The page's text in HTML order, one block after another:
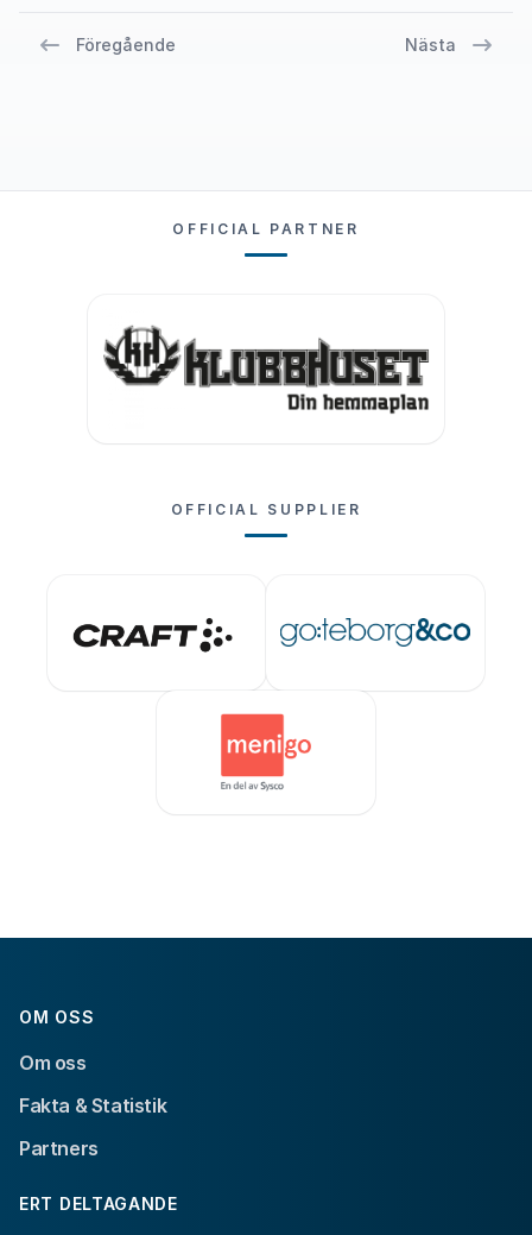
Föregående Nästa
OFFICIAL PARTNER
OFFICIAL SUPPLIER
OM OSS
Om oss
Fakta & Statistik
Partners
ERT DELTAGANDE